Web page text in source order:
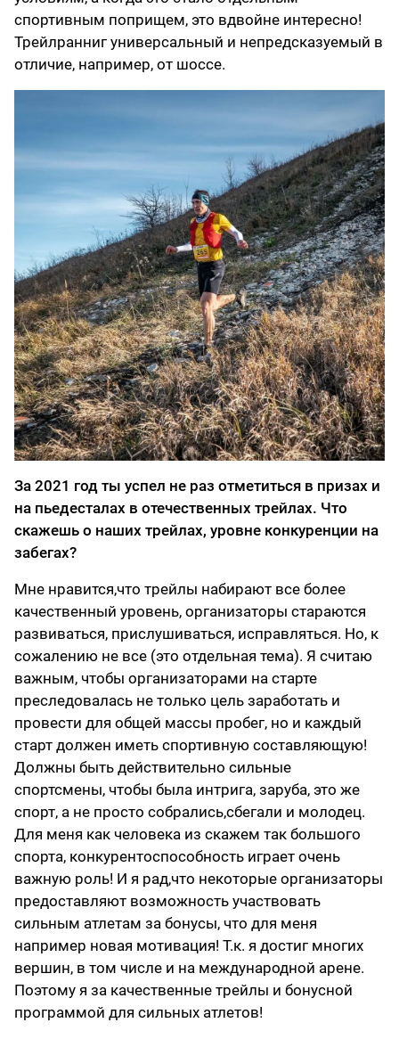
спортивным поприщем, это вдвойне интересно!
Трейлранниг универсальный и непредсказуемый в
отличие, например, от шоссе.
За 2021 год ты успел не раз отметиться в призах и
на пьедесталах в отечественных трейлах. Что
скажешь о наших трейлах, уровне конкуренции на
забегах?
Мне нравится,что трейлы набирают все более
качественный уровень, организаторы стараются
развиваться, прислушиваться, исправляться. Но, к
сожалению не все (это отдельная тема). Я считаю
важным, чтобы организаторами на старте
преследовалась не только цель заработать и
провести для общей массы пробег, но и каждый
старт должен иметь спортивную составляющую!
Должны быть действительно сильные
спортсмены, чтобы была интрига, заруба, это же
спорт, а не просто собрались,сбегали и молодец.
Для меня как человека из скажем так большого
спорта, конкурентоспособность играет очень
важную роль! И я рад,что некоторые организаторы
предоставляют возможность участвовать
сильным атлетам за бонусы, что для меня
например новая мотивация! Т.к. я достиг многих
вершин, в том числе и на международной арене.
Поэтому я за качественные трейлы и бонусной
программой для сильных атлетов!